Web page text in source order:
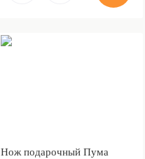
Нож подарочный Пума